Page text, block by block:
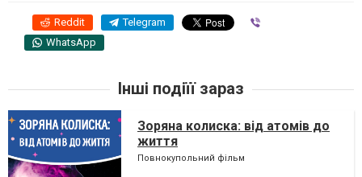
Reddit Telegram
WhatsApp
Інші подіїї зараз
Зоряна колиска: від атомів до
життя
Повнокупольний фільм